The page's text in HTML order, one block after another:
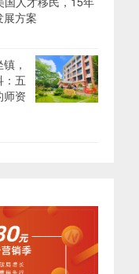
展方案
，
：五
师资